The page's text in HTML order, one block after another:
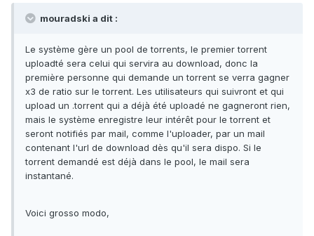
mouradski a dit :
Le système gère un pool de torrents, le premier torrent
uploadté sera celui qui servira au download, donc la
première personne qui demande un torrent se verra gagner
x3 de ratio sur le torrent. Les utilisateurs qui suivront et qui
upload un .torrent qui a déjà été uploadé ne gagneront rien,
mais le système enregistre leur intérêt pour le torrent et
seront notifiés par mail, comme l'uploader, par un mail
contenant l'url de download dès qu'il sera dispo. Si le
torrent demandé est déjà dans le pool, le mail sera
instantané.
Voici grosso modo,